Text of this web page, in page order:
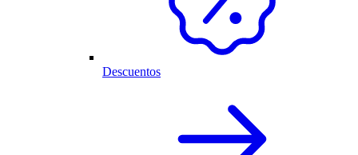
Descuentos